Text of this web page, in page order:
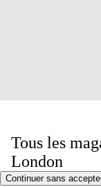
Tous les
London
Continuer sans